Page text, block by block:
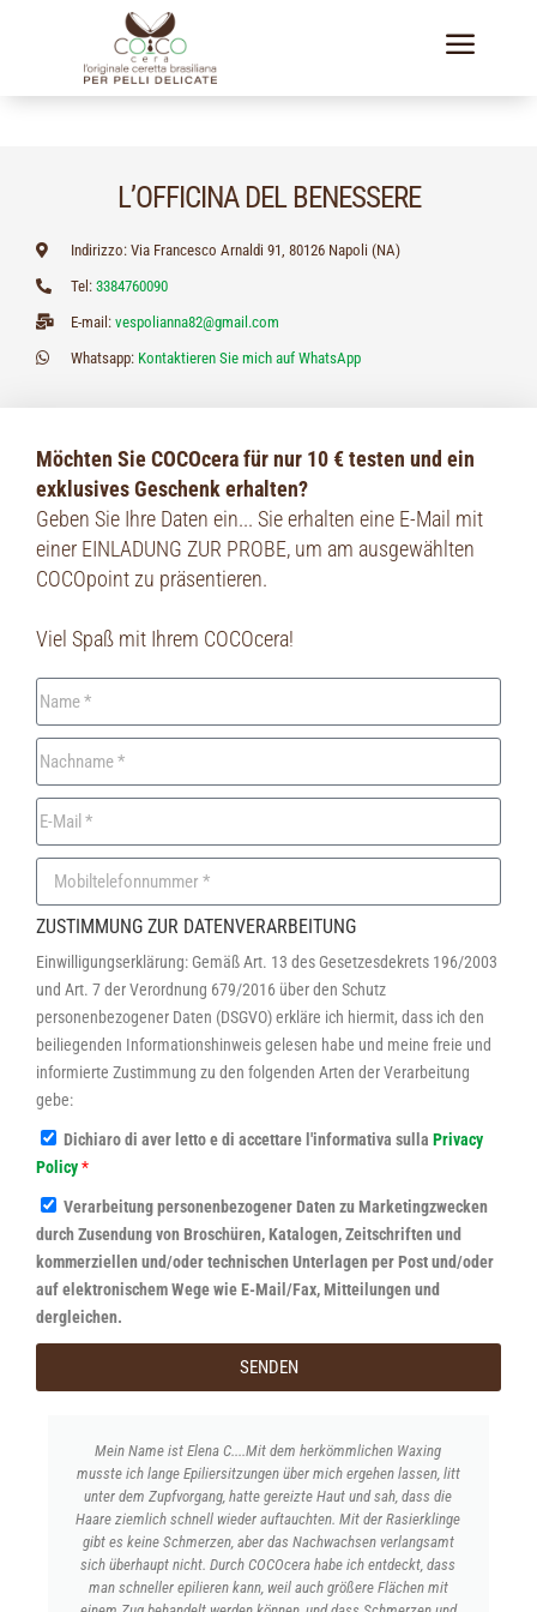
a
L’OFFICINA DEL BENESSERE
Indirizzo: Via Francesco Arnaldi 91, 80126 Napoli (NA)
Tel:3384760090
E-mail:vespolianna82@gmail.com
Whatsapp: Kontaktieren Sie mich auf WhatsApp
Möchten Sie COCOcera für nur 10 € testen und ein
exklusives Geschenk erhalten?
Geben Sie Ihre Daten ein... Sie erhalten eine E-Mail mit
einer EINLADUNG ZUR PROBE, um am ausgewählten
COCOpoint zu präsentieren.
Viel Spaß mit Ihrem COCOcera!
ZUSTIMMUNG ZUR DATENVERARBEITUNG
Einwilligungserklärung: Gemäß Art. 13 des Gesetzesdekrets 196/2003
und Art. 7 der Verordnung 679/2016 über den Schutz
personenbezogener Daten (DSGVO) erkläre ich hiermit, dass ich den
beiliegenden Informationshinweis gelesen habe und meine freie und
informierte Zustimmung zu den folgenden Arten der Verarbeitung
gebe:
Dichiaro di aver letto e di accettare l'informativa sulla Privacy
Policy*
Verarbeitung personenbezogener Daten zu Marketingzwecken
durch Zusendung von Broschüren, Katalogen, Zeitschriften und
kommerziellen und/oder technischen Unterlagen per Post und/oder
auf elektronischem Wege wie E-Mail/Fax, Mitteilungen und
dergleichen.
SENDEN
Mein Name ist Elena C....Mit dem herkömmlichen Waxing
musste ich lange Epiliersitzungen über mich ergehen lassen, litt
unter dem Zupfvorgang, hatte gereizte Haut und sah, dass die
Haare ziemlich schnell wieder auftauchten. Mit der Rasierklinge
gibt es keine Schmerzen, aber das Nachwachsen verlangsamt
sich überhaupt nicht. Durch COCOcera habe ich entdeckt, dass
man schneller epilieren kann, weil auch größere Flächen mit